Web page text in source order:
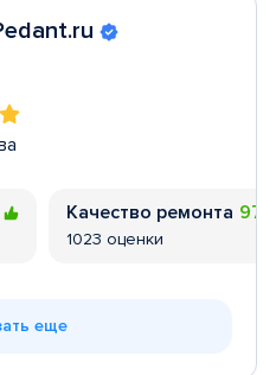
Качество ремонта
1023 оценки
еще